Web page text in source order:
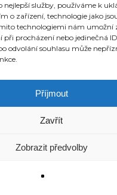
služby, používáme k
o zařízení, technologie jako
technologiemi nám umožní
při procházení nebo jedinečná
odvolání souhlasu může
Příjmout
Zavřít
Zobrazit předvolby
ZŠ PRODLOUŽENÁ